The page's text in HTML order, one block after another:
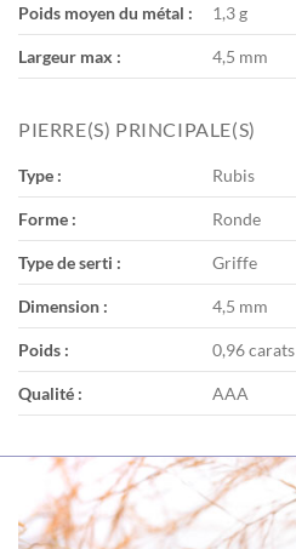
Poids moyen du métal : 1,3 g
Largeur max : 4,5 mm
PIERRE(S) PRINCIPALE(S)
Type : Rubis
Forme : Ronde
Type de serti : Griffe
Dimension : 4,5 mm
Poids : 0,96 carats
Qualité : AAA